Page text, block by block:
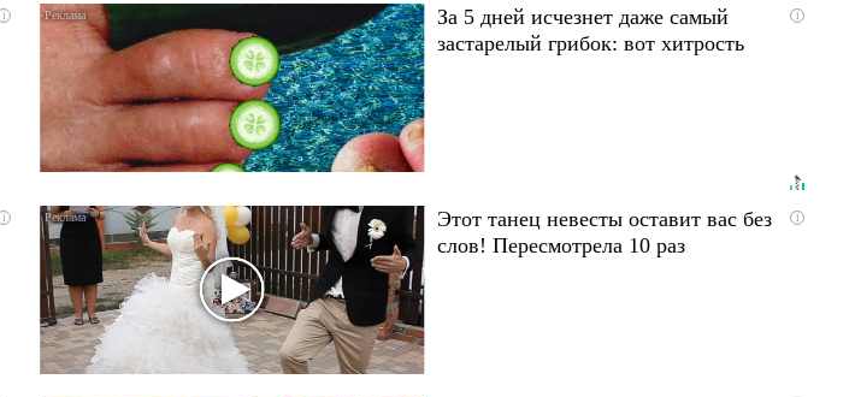
i i
За 5 дней исчезнет даже самый
застарелый грибок: вот хитрость
i i
Этот танец невесты оставит вас без
слов! Пересмотрела 10 раз